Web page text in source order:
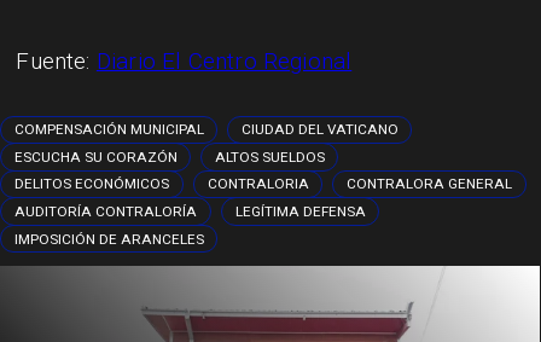
Fuente: Diario El Centro Regional
COMPENSACIÓN MUNICIPAL
CIUDAD DEL VATICANO
ESCUCHA SU CORAZÓN
ALTOS SUELDOS
DELITOS ECONÓMICOS
CONTRALORIA
CONTRALORA GENERAL
AUDITORÍA CONTRALORÍA
LEGÍTIMA DEFENSA
IMPOSICIÓN DE ARANCELES